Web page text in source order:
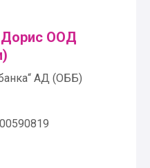
Дорис ООД
АД (ОББ)